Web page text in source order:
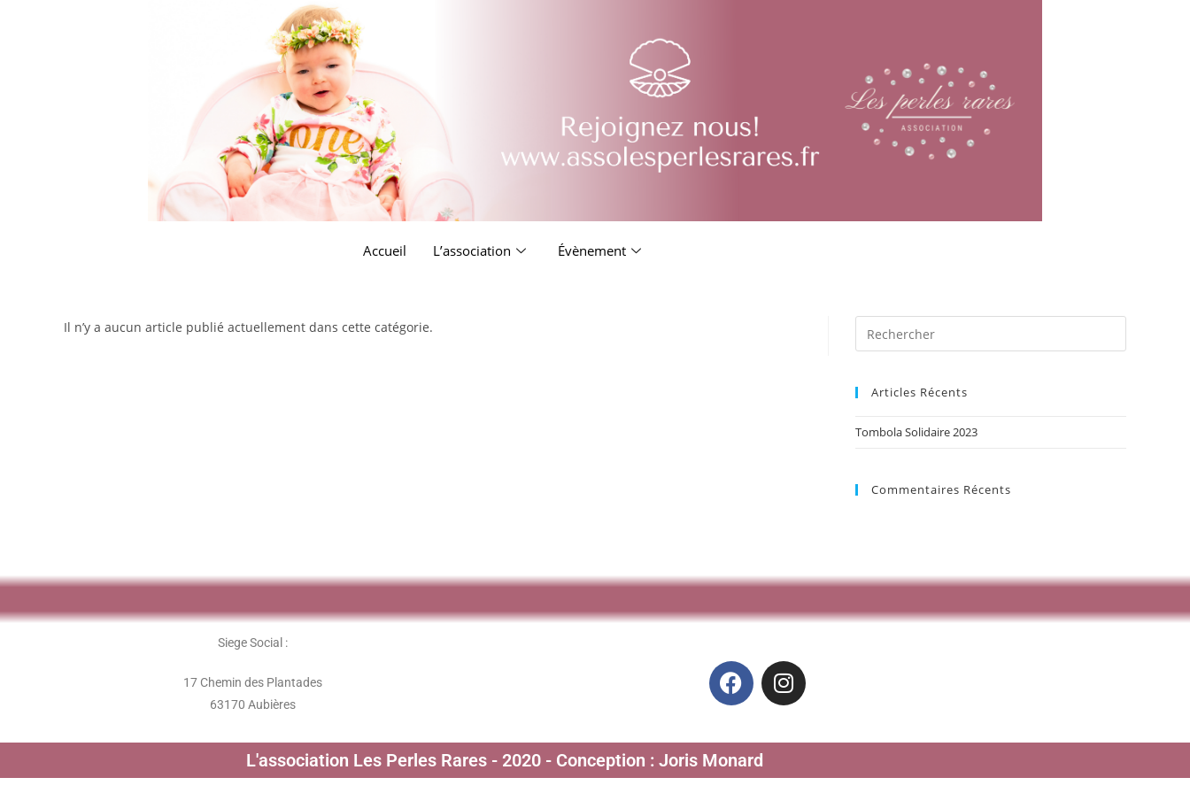
Accueil L’association Évènement
Il n’y a aucun article publié actuellement dans cette catégorie.
Articles Récents
Tombola Solidaire 2023
Commentaires Récents
Siege Social :
17 Chemin des Plantades
63170 Aubières
L'association Les Perles Rares - 2020 - Conception : Joris Monard